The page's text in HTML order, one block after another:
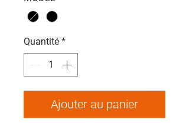
Quantité *
Ajouter au panier